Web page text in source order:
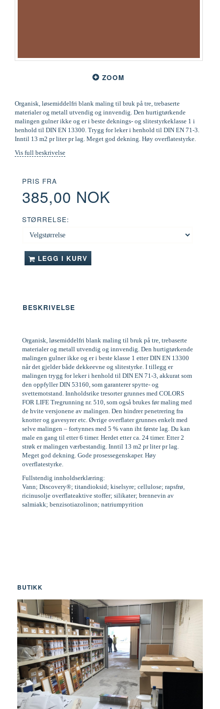
ZOOM
Organisk, løsemiddelfri blank maling til bruk på tre, trebaserte
materialer og metall utvendig og innvendig. Den hurtigtørkende
malingen gulner ikke og er i beste deknings- og slitestyrkeklasse 1 i
henhold til DIN EN 13300. Trygg for leker i henhold til DIN EN 71-3.
Inntil 13 m2 pr liter pr lag. Meget god dekning. Høy overflatestyrke.
Vis full beskrivelse
PRIS FRA
385,00 NOK
STØRRELSE:
LEGG I KURV
BESKRIVELSE
Organisk, løsemiddelfri blank maling til bruk på tre, trebaserte
materialer og metall utvendig og innvendig. Den hurtigtørkende
malingen gulner ikke og er i beste klasse 1 etter DIN EN 13300
når det gjelder både dekkeevne og slitestyrke. I tillegg er
malingen trygg for leker i henhold til DIN EN 71-3, akkurat som
den oppfyller DIN 53160, som garanterer spytte- og
svettemotstand. Innholdsrike tresorter grunnes med COLORS
FOR LIFE Tregrunning nr. 510, som også brukes før maling med
de hvite versjonene av malingen. Den hindrer penetrering fra
knotter og gavesyrer etc. Øvrige overflater grunnes enkelt med
selve malingen – fortynnes med 5 % vann iht første lag. Du kan
male en gang til etter 6 timer. Herdet etter ca. 24 timer. Etter 2
strøk er malingen værbestandig. Inntil 13 m2 pr liter pr lag.
Meget god dekning. Gode prosessegenskaper. Høy
overflatestyrke.
Fullstendig innholdserklæring:
Vann; Discovery®; titandioksid; kiselsyre; cellulose; rapsfrø,
ricinusolje overflateaktive stoffer; silikater; brennevin av
salmiakk; benzisotiazolinon; natriumpyrition
BUTIKK